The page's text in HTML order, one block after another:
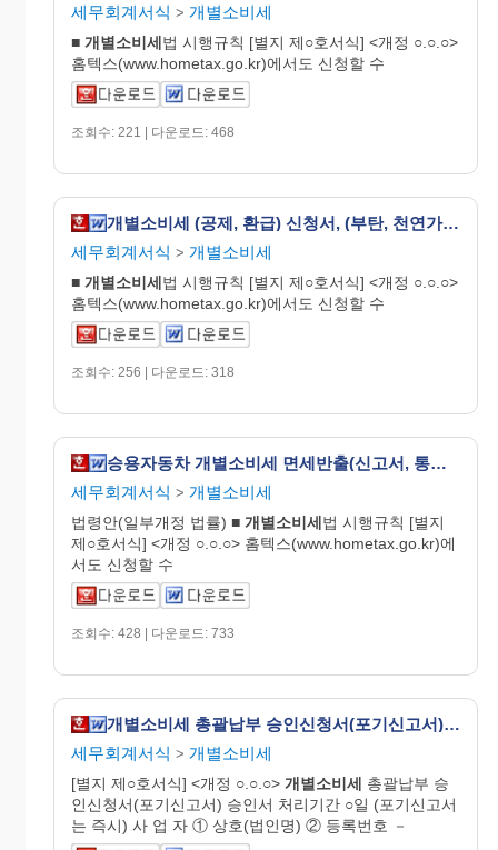
세무회계서식 > 개별소비세
■ 개별소비세법 시행규칙 [별지 제○호서식] <개정 ○.○.○>
홈텍스(www.hometax.go.kr)에서도 신청할 수
조회수: 221 | 다운로드: 468
개별소비세 (공제, 환급) 신청서, (부탄, 천연가스) 수불 상황 및 (가정용부탄, 취사난방용 천연가스) 판매명세서 [개별소비세법 시행규칙 서식26]
세무회계서식 > 개별소비세
■ 개별소비세법 시행규칙 [별지 제○호서식] <개정 ○.○.○>
홈텍스(www.hometax.go.kr)에서도 신청할 수
조회수: 256 | 다운로드: 318
승용자동차 개별소비세 면세반출(신고서, 통보서) [개별소비세법 시행규칙 서식42]
세무회계서식 > 개별소비세
법령안(일부개정 법률) ■ 개별소비세법 시행규칙 [별지
제○호서식] <개정 ○.○.○> 홈텍스(www.hometax.go.kr)에
서도 신청할 수
조회수: 428 | 다운로드: 733
개별소비세 총괄납부 승인신청서(포기신고서) [개별소비세법 시행규칙 서식8]
세무회계서식 > 개별소비세
[별지 제○호서식] <개정 ○.○.○> 개별소비세 총괄납부 승
인신청서(포기신고서) 승인서 처리기간 ○일 (포기신고서
는 즉시) 사 업 자 ① 상호(법인명) ② 등록번호 －